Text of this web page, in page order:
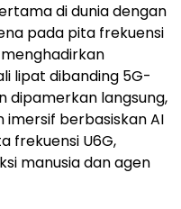
di dunia dengan
pada pita frekuensi
lipat dibanding 5G-
dipamerkan langsung,
imersif berbasiskan AI
frekuensi U6G,
manusia dan agen